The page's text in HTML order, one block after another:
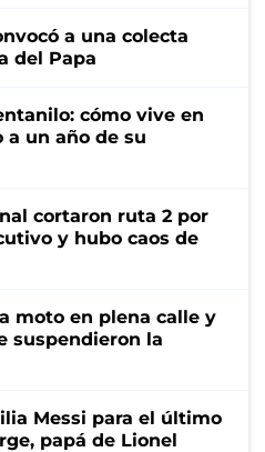
a una colecta
del Papa
cómo vive en
a un año de su
cortaron ruta 2 por
y hubo caos de
moto en plena calle y
suspendieron la
Messi para el último
papá de Lionel